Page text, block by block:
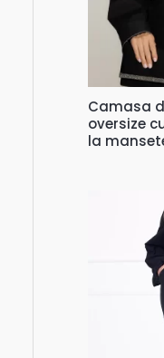
Camasa
oversize
la